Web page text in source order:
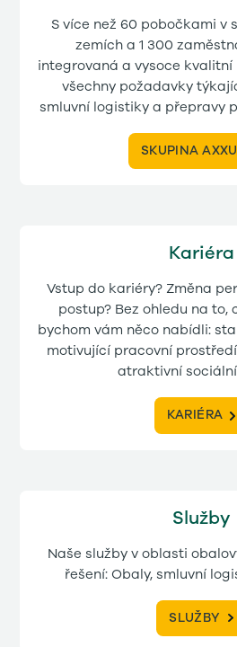
S více než 60 pobočkami v
zemích a 1 300
integrovaná a vysoce kvalitní
všechny požadavky
smluvní logistiky a přepravy
SKUPINA
Kariéra
Vstup do kariéry? Změna
postup? Bez ohledu na to,
bychom vám něco nabídli:
motivující pracovní
atraktivní sociální
KARIÉRA
Služby
Naše služby v oblasti
řešení: Obaly, smluvní
SLUŽBY